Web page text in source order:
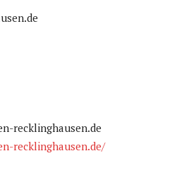
recklinghausen.de
recklinghausen.de/